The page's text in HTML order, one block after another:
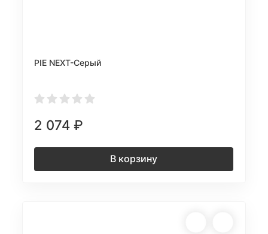
PIE NEXT-Серый
2 074₽
В корзину